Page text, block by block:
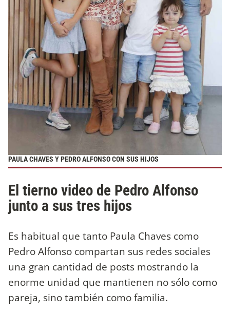
PAULA CHAVES Y PEDRO ALFONSO CON SUS HIJOS
El tierno video de Pedro Alfonso
junto a sus tres hijos
Es habitual que tanto Paula Chaves como
Pedro Alfonso compartan sus redes sociales
una gran cantidad de posts mostrando la
enorme unidad que mantienen no sólo como
pareja, sino también como familia.